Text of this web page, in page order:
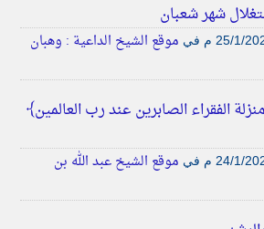
شهر شعبان
في موقع الشيخ الداعية : وهبان
الفقراء الصابرين عند رب العالمين﴾
في موقع الشيخ عبد الله بن